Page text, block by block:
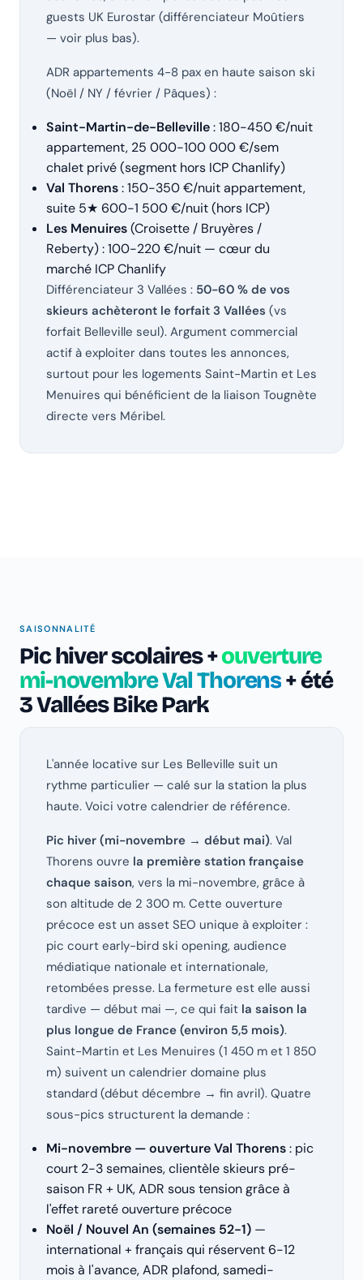
guests UK Eurostar (différenciateur Moûtiers
— voir plus bas).
ADR appartements 4-8 pax en haute saison ski
(Noël / NY / février / Pâques) :
Saint-Martin-de-Belleville: 180-450 €/nuit
appartement, 25 000-100 000 €/sem
chalet privé (segment hors ICP Chanlify)
Val Thorens: 150-350 €/nuit appartement,
suite 5★ 600-1 500 €/nuit (hors ICP)
Les Menuires(Croisette / Bruyères /
Reberty) : 100-220 €/nuit — cœur du
marché ICP Chanlify
Différenciateur 3 Vallées : 50-60 % de vos
skieurs achèteront le forfait 3 Vallées (vs
forfait Belleville seul). Argument commercial
actif à exploiter dans toutes les annonces,
surtout pour les logements Saint-Martin et Les
Menuires qui bénéficient de la liaison Tougnète
directe vers Méribel.
SAISONNALITÉ
Pic hiver scolaires +ouverture
mi-novembre Val Thorens+ été
3 Vallées Bike Park
L'année locative sur Les Belleville suit un
rythme particulier — calé sur la station la plus
haute. Voici votre calendrier de référence.
Pic hiver (mi-novembre → début mai). Val
Thorens ouvre la première station française
chaque saison, vers la mi-novembre, grâce à
son altitude de 2 300 m. Cette ouverture
précoce est un asset SEO unique à exploiter :
pic court early-bird ski opening, audience
médiatique nationale et internationale,
retombées presse. La fermeture est elle aussi
tardive — début mai —, ce qui fait la saison la
plus longue de France (environ 5,5 mois).
Saint-Martin et Les Menuires (1 450 m et 1 850
m) suivent un calendrier domaine plus
standard (début décembre → fin avril). Quatre
sous-pics structurent la demande :
Mi-novembre — ouverture Val Thorens: pic
court 2-3 semaines, clientèle skieurs pré-
saison FR + UK, ADR sous tension grâce à
l'effet rareté ouverture précoce
Noël / Nouvel An (semaines 52-1) —
international + français qui réservent 6-12
mois à l'avance, ADR plafond, samedi-